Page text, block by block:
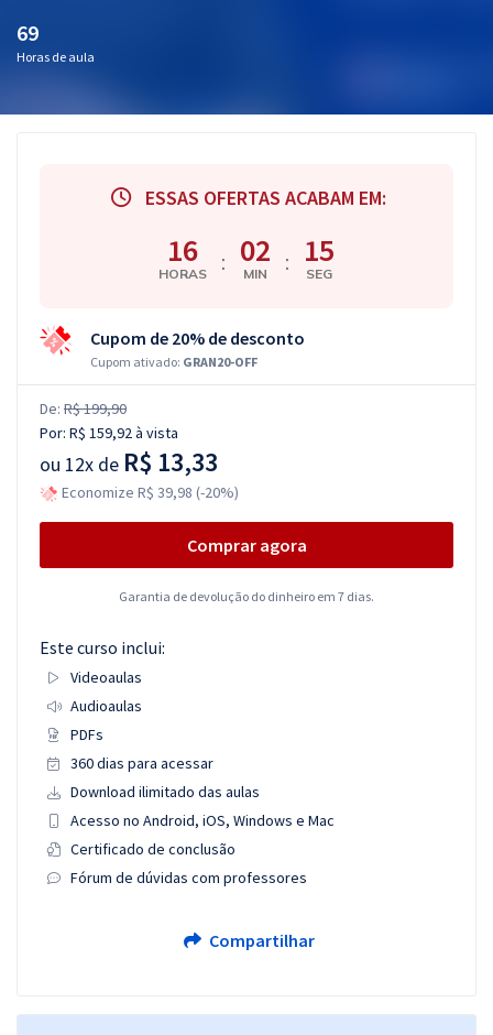
69
Horas de aula
ESSAS OFERTAS ACABAM EM:
16
HORAS : 02
MIN : 15
SEG
Cupom de 20% de desconto
Cupom ativado: GRAN20-OFF
De: R$ 199,90
Por: R$ 159,92à vista
ou 12x de R$ 13,33
Economize R$ 39,98 (-20%)
Comprar agora
Garantia de devolução do dinheiro em 7 dias.
Este curso inclui:
Videoaulas
Audioaulas
PDFs
360 dias para acessar
Download ilimitado das aulas
Acesso no Android, iOS, Windows e Mac
Certificado de conclusão
Fórum de dúvidas com professores
Compartilhar